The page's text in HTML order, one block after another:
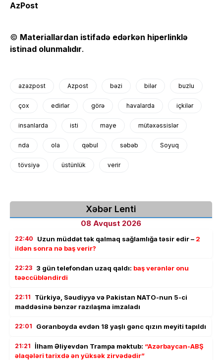
AzPost
© Materiallardan istifadə edərkən hiperlinklə
istinad olunmalıdır.
azazpost Azpost bəzi bilər buzlu
çox edirlər görə havalarda içkilər
insanlarda isti maye mütəxəssislər
nda ola qəbul səbəb Soyuq
tövsiyə üstünlük verir
Xəbər Lenti
08 Avqust 2026
22:40 Uzun müddət tək qalmaq sağlamlığa təsir edir – 2
ildən sonra nə baş verir?
22:23 3 gün telefondan uzaq qaldı: baş verənlər onu
təəccübləndirdi
22:11
Türkiyə, Səudiyyə və Pakistan NATO-nun 5-ci
maddəsinə bənzər razılaşma imzaladı
22:01 Goranboyda evdən 18 yaşlı gənc qızın meyiti tapıldı
21:21 İlham Əliyevdən Trampa məktub: “Azərbaycan-ABŞ
əlaqələri tarixdə ən yüksək zirvədədir”